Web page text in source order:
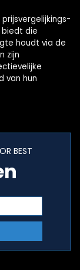
die
houdt via de
zijn
van hun
BEST